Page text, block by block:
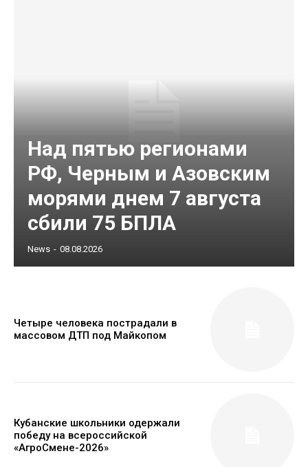
Над пятью регионами
РФ, Черным и Азовским
морями днем 7 августа
сбили 75 БПЛА
News - 08.08.2026
Четыре человека пострадали в
массовом ДТП под Майкопом
Кубанские школьники одержали
победу на всероссийской
«АгроСмене-2026»